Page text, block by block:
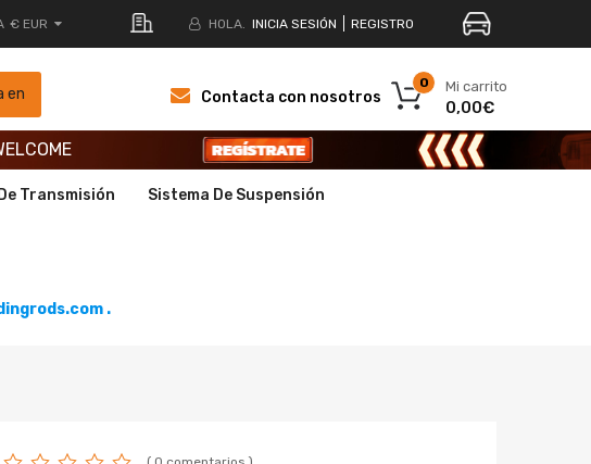
€ EUR HOLA. INICIA SESIÓN REGISTRO
en Mi carrito
0
0,00€
Contacta con nosotros
Transmisión Sistema De Suspensión
.